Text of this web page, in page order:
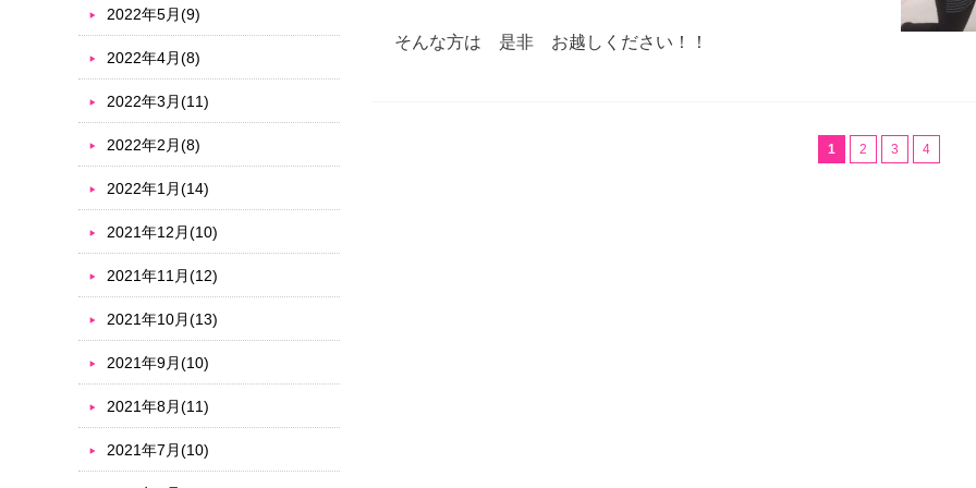
そんな方は 是非 お越しください！！
1 2 3 4
2022年5月(9)
2022年4月(8)
2022年3月(11)
2022年2月(8)
2022年1月(14)
2021年12月(10)
2021年11月(12)
2021年10月(13)
2021年9月(10)
2021年8月(11)
2021年7月(10)